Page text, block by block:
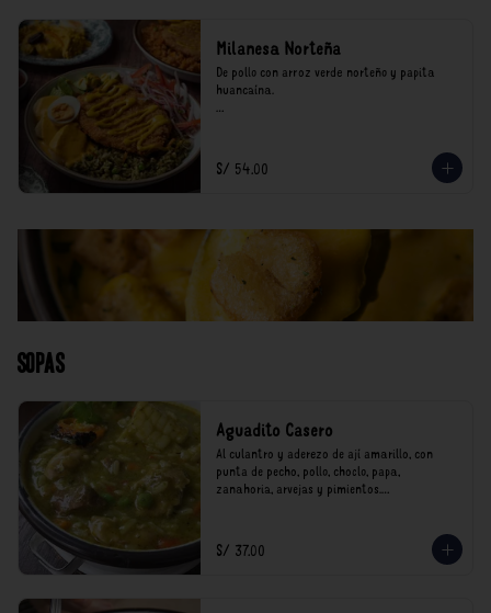
Milanesa Norteña
De pollo con arroz verde norteño y papita
huancaína.
consumo.
S/ 54.00
Sopas
Aguadito Casero
Al culantro y aderezo de ají amarillo, con
punta de pecho, pollo, choclo, papa,
zanahoria, arvejas y pimientos.
incluyen impuestos de ley y recargo al
consumo.
S/ 37.00